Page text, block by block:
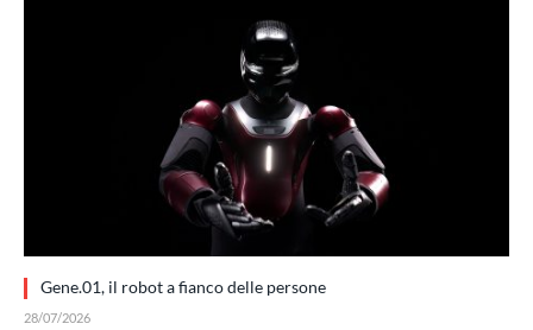
Gene.01, il robot a fianco delle persone
28/07/2026